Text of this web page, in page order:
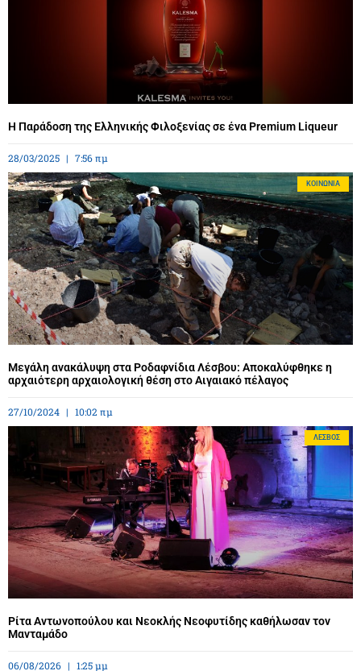
Η Παράδοση της Ελληνικής Φιλοξενίας σε ένα Premium Liqueur
28/03/2025 7:56 πμ
ΚΟΙΝΩΝΊΑ
Μεγάλη ανακάλυψη στα Ροδαφνίδια Λέσβου: Αποκαλύφθηκε η
αρχαιότερη αρχαιολογική θέση στο Αιγαιακό πέλαγος
27/10/2024 10:02 πμ
ΛΈΣΒΟΣ
Ρίτα Αντωνοπούλου και Νεοκλής Νεοφυτίδης καθήλωσαν τον
Μανταμάδο
06/08/2026 1:25 μμ